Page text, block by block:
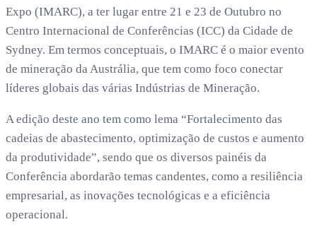
Expo (IMARC), a ter lugar entre 21 e 23 de Outubro no
Centro Internacional de Conferências (ICC) da Cidade de
Sydney. Em termos conceptuais, o IMARC é o maior evento
de mineração da Austrália, que tem como foco conectar
líderes globais das várias Indústrias de Mineração.
A edição deste ano tem como lema “Fortalecimento das
cadeias de abastecimento, optimização de custos e aumento
da produtividade”, sendo que os diversos painéis da
Conferência abordarão temas candentes, como a resiliência
empresarial, as inovações tecnológicas e a eficiência
operacional.